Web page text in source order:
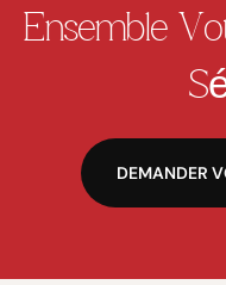
Ensemble
DEMANDER